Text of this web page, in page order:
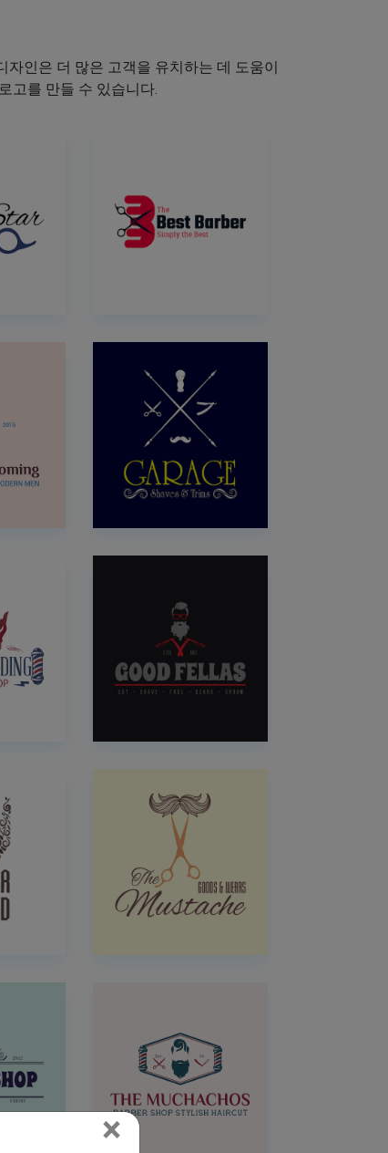
인은 더 많은 고객을 유치하는 데 도움이
고를 만들 수 있습니다.
× Close